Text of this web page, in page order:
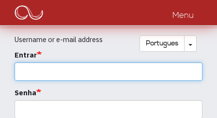
Passar
o
conteúdo
principal
Main
navigation
Menu
Português Toggle
Username or e-mail address
Entrar
Senha